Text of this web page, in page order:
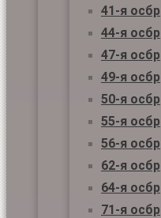
41-я осбр
44-я осбр
47-я осбр
49-я осбр
50-я осбр
55-я осбр
56-я осбр
62-я осбр
64-я осбр
71-я осбр